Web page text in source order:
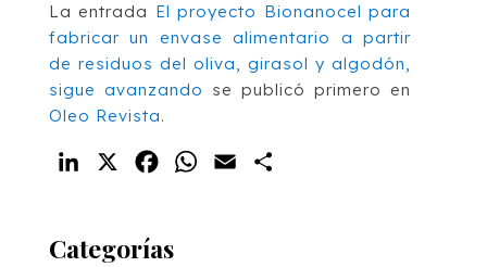
La entrada El proyecto Bionanocel para
fabricar un envase alimentario a partir
de residuos del oliva, girasol y algodón,
sigue avanzando se publicó primero en
Oleo Revista.
LinkedIn FacebookWhatsApp
Email
Categorías